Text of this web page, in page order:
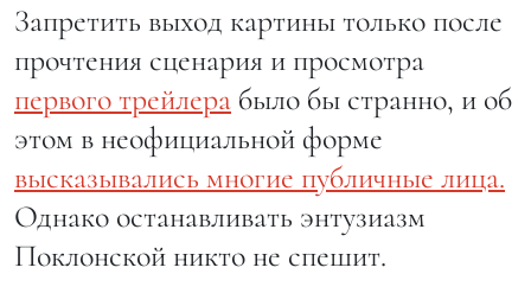
Запретить выход картины только после
прочтения сценария и просмотра
первого трейлера было бы странно, и об
этом в неофициальной форме
высказывались многие публичные лица.
Однако останавливать энтузиазм
Поклонской никто не спешит.